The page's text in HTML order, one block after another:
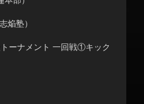
焔塾）
トーナメント 一回戦①キック